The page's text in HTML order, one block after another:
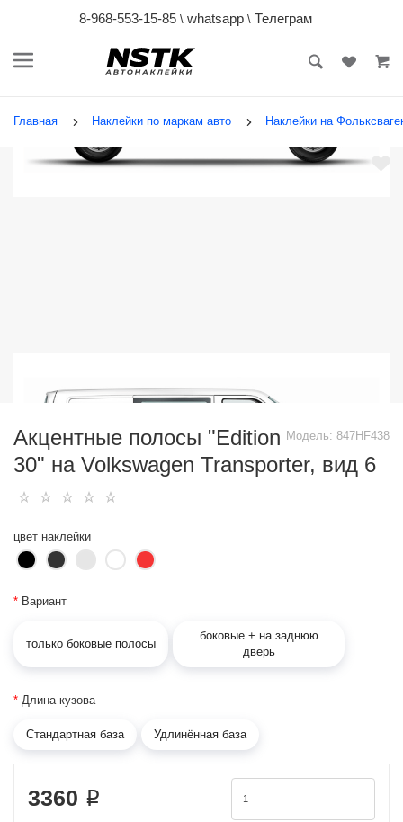
8-968-553-15-85 \ whatsapp\ Телеграм
Главная Наклейки по маркам авто Наклейки на
Модель: 847HF438
Акцентные полосы "Edition
30" на Volkswagen Transporter, вид 6
цвет наклейки
* Вариант
только боковые полосы
боковые + на заднюю
дверь
* Длина кузова
Стандартная база Удлинённая база
3360 ₽